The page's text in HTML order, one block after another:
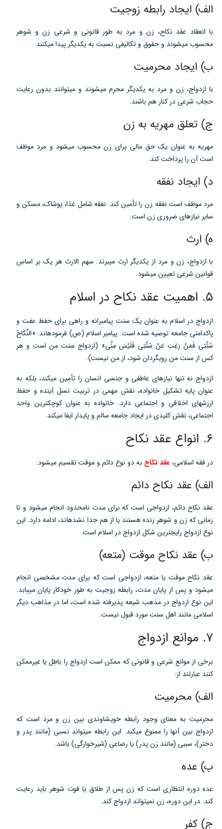
الف) ایجاد رابطه زوجیت
با انعقاد عقد نکاح، زن و مرد به طور قانونی و شرعی زن و شوهر
محسوب میشوند و حقوق و تکالیفی نسبت به یکدیگر پیدا میکنند.
ب) ایجاد محرمیت
با ازدواج، زن و مرد به یکدیگر محرم میشوند و میتوانند بدون رعایت
حجاب شرعی در کنار هم باشند.
ج) تعلق مهریه به زن
مهریه به عنوان یک حق مالی برای زن محسوب میشود و مرد موظف
است آن را پرداخت کند.
د) ایجاد نفقه
مرد موظف است نفقه زن را تأمین کند. نفقه شامل غذا، پوشاک، مسکن و
سایر نیازهای ضروری زن است.
ه) ارث
با ازدواج، زن و مرد از یکدیگر ارث میبرند. سهم الارث هر یک بر اساس
قوانین شرعی تعیین میشود.
۵. اهمیت عقد نکاح در اسلام
ازدواج در اسلام به عنوان یک سنت پیامبرانه و راهی برای حفظ عفت و
پاکدامنی جامعه توصیه شده است. پیامبر اسلام (ص) فرمودهاند: «النِّکَاحُ
سُنَّتِی فَمَنْ رَغِبَ عَنْ سُنَّتِی فَلَیْسَ مِنِّی» (ازدواج سنت من است و هر
کس از سنت من رویگردان شود، از من نیست).
ازدواج نه تنها نیازهای عاطفی و جنسی انسان را تأمین میکند، بلکه به
عنوان پایه تشکیل خانواده، نقش مهمی در تربیت نسل آینده و حفظ
ارزشهای اخلاقی و اجتماعی دارد. خانواده به عنوان کوچکترین واحد
اجتماعی، نقش کلیدی در ایجاد جامعه سالم و پایدار ایفا میکند.
۶. انواع عقد نکاح
در فقه اسلامی،عقد نکاح به دو نوع دائم و موقت تقسیم میشود:
الف) عقد نکاح دائم
عقد نکاح دائم، ازدواجی است که برای مدت نامحدود انجام میشود و تا
زمانی که زن و شوهر زنده هستند یا از هم جدا نشدهاند، ادامه دارد. این
نوع ازدواج رایجترین شکل ازدواج در اسلام است.
ب) عقد نکاح موقت (متعه)
عقد نکاح موقت یا متعه، ازدواجی است که برای مدت مشخصی انجام
میشود و پس از پایان مدت، رابطه زوجیت به طور خودکار پایان مییابد.
این نوع ازدواج در مذهب شیعه پذیرفته شده است، اما در مذاهب دیگر
اسلامی مانند اهل سنت مورد قبول نیست.
۷. موانع ازدواج
برخی از موانع شرعی و قانونی که ممکن است ازدواج را باطل یا غیرممکن
کنند عبارتند از:
الف) محرمیت
محرمیت به معنای وجود رابطه خویشاوندی بین زن و مرد است که
ازدواج بین آنها را ممنوع میکند. این رابطه میتواند نسبی (مانند پدر و
دختر)، سببی (مانند زن پدر) یا رضاعی (شیرخوارگی) باشد.
ب) عده
عده دوره انتظاری است که زن پس از طلاق یا فوت شوهر باید رعایت
کند. در این دوره، زن نمیتواند ازدواج کند.
ج) کفر